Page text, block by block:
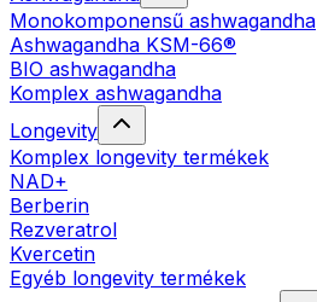
Monokomponensű ashwagandha
Ashwagandha KSM-66®
BIO ashwagandha
Komplex ashwagandha
Longevity
Komplex longevity termékek
NAD+
Berberin
Rezveratrol
Kvercetin
Egyéb longevity termékek